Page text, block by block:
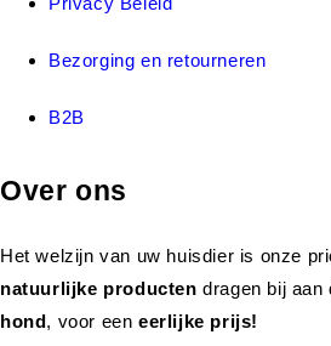
Bezorging en retourneren
B2B
Over ons
Het welzijn van uw huisdier is onze
natuurlijke productendragen bij aan
hond, voor eeneerlijke prijs!